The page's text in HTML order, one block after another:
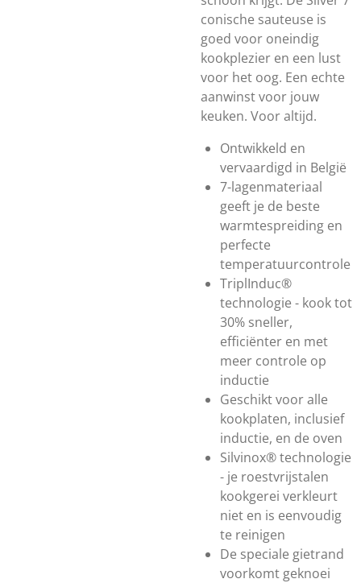
conische sauteuse is
goed voor oneindig
kookplezier en een lust
voor het oog. Een echte
aanwinst voor jouw
keuken. Voor altijd.
Ontwikkeld en
vervaardigd in België
7-lagenmateriaal
geeft je de beste
warmtespreiding en
perfecte
temperatuurcontrole
TriplInduc®
technologie - kook tot
30% sneller,
efficiënter en met
meer controle op
inductie
Geschikt voor alle
kookplaten, inclusief
inductie, en de oven
Silvinox® technologie
- je roestvrijstalen
kookgerei verkleurt
niet en is eenvoudig
te reinigen
De speciale gietrand
voorkomt geknoei